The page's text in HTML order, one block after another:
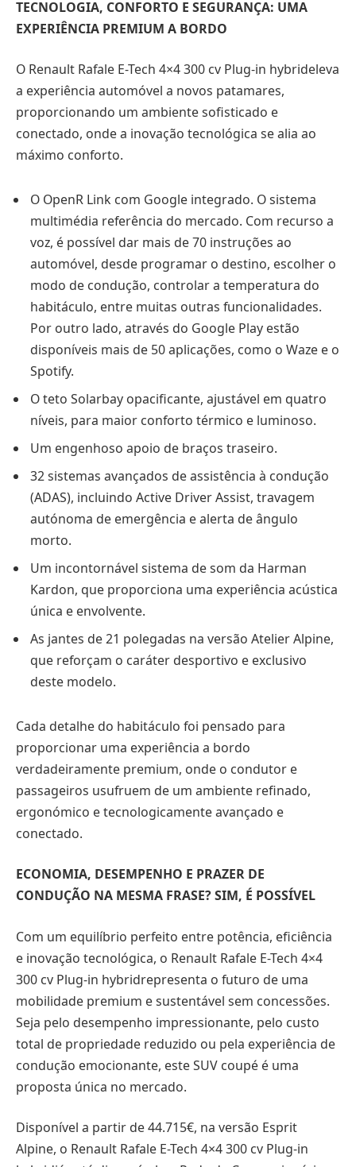
TECNOLOGIA, CONFORTO E SEGURANÇA: UMA
EXPERIÊNCIA PREMIUM A BORDO
O Renault Rafale E-Tech 4×4 300 cv Plug-in hybrideleva
a experiência automóvel a novos patamares,
proporcionando um ambiente sofisticado e
conectado, onde a inovação tecnológica se alia ao
máximo conforto.
O OpenR Link com Google integrado. O sistema
multimédia referência do mercado. Com recurso a
voz, é possível dar mais de 70 instruções ao
automóvel, desde programar o destino, escolher o
modo de condução, controlar a temperatura do
habitáculo, entre muitas outras funcionalidades.
Por outro lado, através do Google Play estão
disponíveis mais de 50 aplicações, como o Waze e o
Spotify.
O teto Solarbay opacificante, ajustável em quatro
níveis, para maior conforto térmico e luminoso.
Um engenhoso apoio de braços traseiro.
32 sistemas avançados de assistência à condução
(ADAS), incluindo Active Driver Assist, travagem
autónoma de emergência e alerta de ângulo
morto.
Um incontornável sistema de som da Harman
Kardon, que proporciona uma experiência acústica
única e envolvente.
As jantes de 21 polegadas na versão Atelier Alpine,
que reforçam o caráter desportivo e exclusivo
deste modelo.
Cada detalhe do habitáculo foi pensado para
proporcionar uma experiência a bordo
verdadeiramente premium, onde o condutor e
passageiros usufruem de um ambiente refinado,
ergonómico e tecnologicamente avançado e
conectado.
ECONOMIA, DESEMPENHO E PRAZER DE
CONDUÇÃO NA MESMA FRASE? SIM, É POSSÍVEL
Com um equilíbrio perfeito entre potência, eficiência
e inovação tecnológica, o Renault Rafale E-Tech 4×4
300 cv Plug-in hybridrepresenta o futuro de uma
mobilidade premium e sustentável sem concessões.
Seja pelo desempenho impressionante, pelo custo
total de propriedade reduzido ou pela experiência de
condução emocionante, este SUV coupé é uma
proposta única no mercado.
Disponível a partir de 44.715€, na versão Esprit
Alpine, o Renault Rafale E-Tech 4×4 300 cv Plug-in